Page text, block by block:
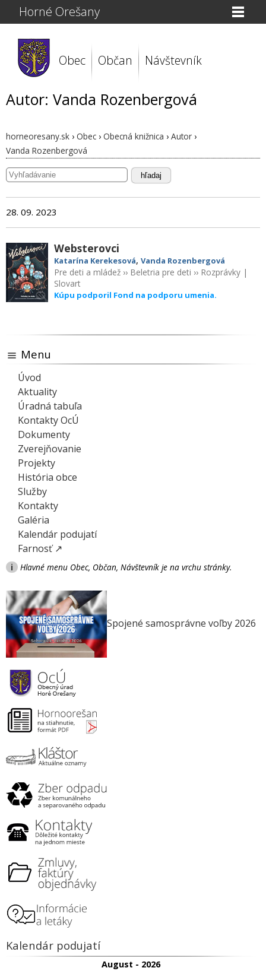
Horné Orešany
Obec Občan Návštevník
Autor: Vanda Rozenbergová
horneoresany.sk › Obec › Obecná knižnica › Autor ›
Vanda Rozenbergová
hľadaj
28. 09. 2023
Websterovci
Katarína Kerekesová, Vanda Rozenbergová
Pre deti a mládež›› Beletria pre deti ›› Rozprávky|
Slovart
Kúpu podporil Fond na podporu umenia.
Menu
Úvod
Aktuality
Úradná tabuľa
Kontakty OcÚ
Dokumenty
Zverejňovanie
Projekty
História obce
Služby
Kontakty
Galéria
Kalendár podujatí
Farnosť ↗
i Hlavné menu Obec, Občan, Návštevník je na vrchu stránky.
Spojené samosprávne voľby 2026
Kalendár podujatí
August - 2026